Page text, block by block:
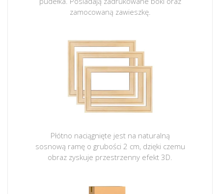
zamocowaną zawieszkę.
Płótno naciągnięte jest na naturalną
sosnową ramę o grubości 2 cm, dzięki czemu
obraz zyskuje przestrzenny efekt 3D.